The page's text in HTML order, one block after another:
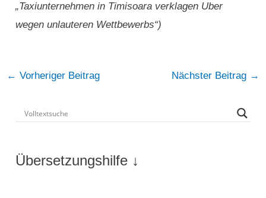
„Taxiunternehmen in Timisoara verklagen Uber
wegen unlauteren Wettbewerbs“)
Post
← Vorheriger Beitrag Nächster Beitrag →
Übersetzungshilfe ↓